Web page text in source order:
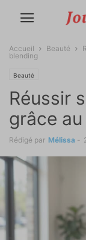
Accueil Beauté
blending
Beauté
Réussir
grâce
Rédigé par Mélissa -